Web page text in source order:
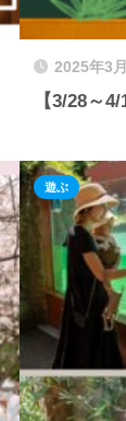
2025年3
【3/28～
遊ぶ